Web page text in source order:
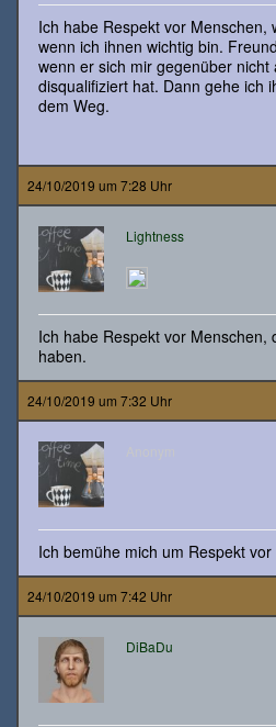
Ich habe Respekt vor Menschen,
wenn ich ihnen wichtig bin.
wenn er sich mir gegenüber nicht
disqualifiziert hat. Dann gehe ich
dem Weg.
24/10/2019 um 7:28 Uhr
Lightness
Ich habe Respekt vor Menschen,
haben.
24/10/2019 um 7:32 Uhr
Ich bemühe mich um Respekt
24/10/2019 um 7:42 Uhr
DiBaDu